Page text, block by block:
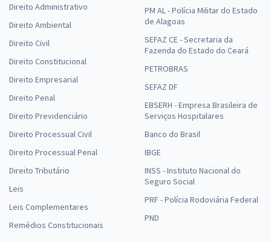
Direito Administrativo
Direito Ambiental
Direito Civil
Direito Constitucional
Direito Empresarial
Direito Penal
Direito Previdenciário
Direito Processual Civil
Direito Processual Penal
Direito Tributário
Leis
Leis Complementares
Remédios Constitucionais
PM AL - Polícia Militar do Estado
de Alagoas
SEFAZ CE - Secretaria da
Fazenda do Estado do Ceará
PETROBRAS
SEFAZ DF
EBSERH - Empresa Brasileira de
Serviços Hospitalares
Banco do Brasil
IBGE
INSS - Instituto Nacional do
Seguro Social
PRF - Polícia Rodoviária Federal
PND